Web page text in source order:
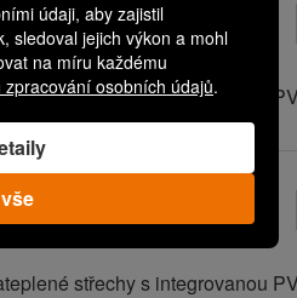
údaji, aby zajistil
sledoval jejich výkon a mohl
na míru každému
zpracování osobních údajů.
D
2 570,00 Kč
střechy s integrovanou
D
střechy s integrovanou